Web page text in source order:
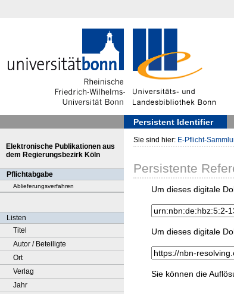
Persistent Identifier
Elektronische Publikationen aus
dem Regierungsbezirk Köln
Pflichtabgabe
Ablieferungsverfahren
Listen
Titel
Autor / Beteiligte
Ort
Verlag
Jahr
Sie sind hier: E-Pflicht-
Persistente
Um dieses digitale
Um dieses digitale
Sie können die